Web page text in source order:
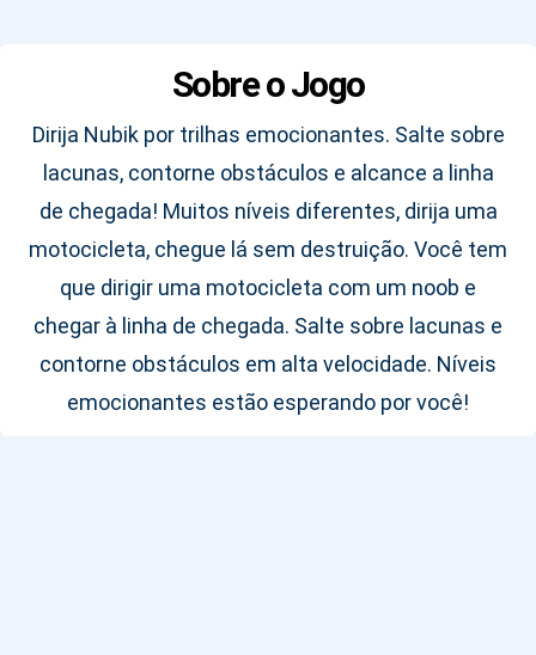
Sobre o Jogo
Dirija Nubik por trilhas emocionantes. Salte sobre
lacunas, contorne obstáculos e alcance a linha
de chegada! Muitos níveis diferentes, dirija uma
motocicleta, chegue lá sem destruição. Você tem
que dirigir uma motocicleta com um noob e
chegar à linha de chegada. Salte sobre lacunas e
contorne obstáculos em alta velocidade. Níveis
emocionantes estão esperando por você!